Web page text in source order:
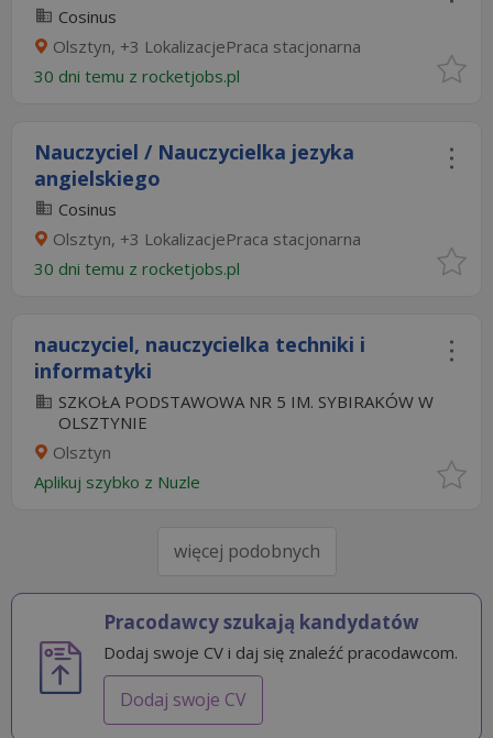
Cosinus
Olsztyn, +3 LokalizacjePraca stacjonarna
30 dni temu z rocketjobs.pl
Nauczyciel / Nauczycielka jezyka
angielskiego
Cosinus
Olsztyn, +3 LokalizacjePraca stacjonarna
30 dni temu z rocketjobs.pl
nauczyciel, nauczycielka techniki i
informatyki
SZKOŁA PODSTAWOWA NR 5 IM. SYBIRAKÓW W
OLSZTYNIE
Olsztyn
Aplikuj szybko z Nuzle
więcej podobnych
Pracodawcy szukają kandydatów
Dodaj swoje CV i daj się znaleźć pracodawcom.
Dodaj swoje CV